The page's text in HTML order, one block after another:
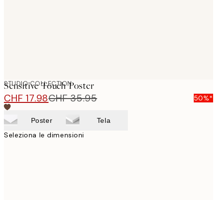
STUDIO COLLECTION
Sensitive Touch Poster
CHF 17.98CHF 35.95 50%*
Poster Tela
Seleziona le dimensioni